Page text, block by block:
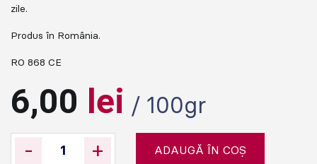
zile.
Produs în România.
RO 868 CE
6,00 lei / 100gr
- + ADAUGĂ ÎN COȘ